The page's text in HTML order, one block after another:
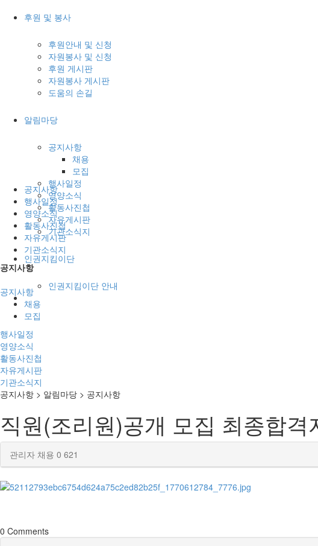
후원 및 봉사
후원안내 및 신청
자원봉사 및 신청
후원 게시판
자원봉사 게시판
도움의 손길
알림마당
공지사항
채용
모집
행사일정
영양소식
활동사진첩
자유게시판
기관소식지
인권지킴이단
인권지킴이단 안내
공지사항
행사일정
영양소식
활동사진첩
자유게시판
기관소식지
공지사항
공지사항
채용
모집
행사일정
영양소식
활동사진첩
자유게시판
기관소식지
공지사항 > 알림마당 > 공지사항
직원(조리원)공개 모집 최종합격
관리자 채용 0 621
0 Comments